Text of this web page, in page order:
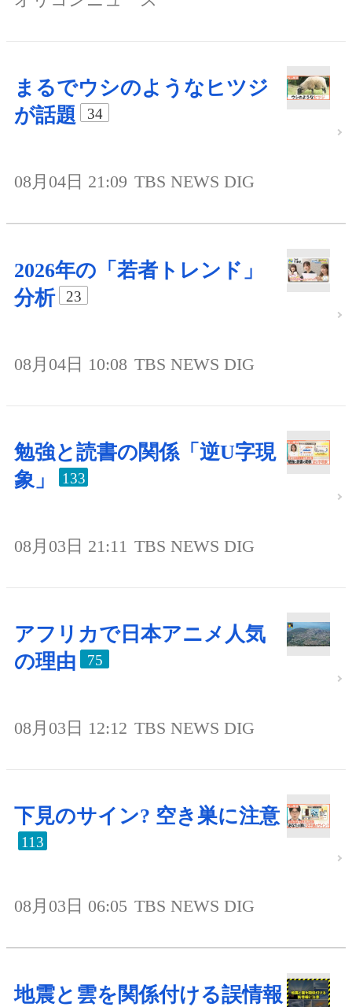
まるでウシのようなヒツジ
が話題
34
08月04日 21:09 TBS NEWS DIG
2026年の「若者トレンド」
分析
23
08月04日 10:08 TBS NEWS DIG
勉強と読書の関係「逆U字現
象」
133
08月03日 21:11 TBS NEWS DIG
アフリカで日本アニメ人気
の理由
75
08月03日 12:12 TBS NEWS DIG
下見のサイン? 空き巣に注意
113
08月03日 06:05 TBS NEWS DIG
地震と雲を関係付ける誤情報